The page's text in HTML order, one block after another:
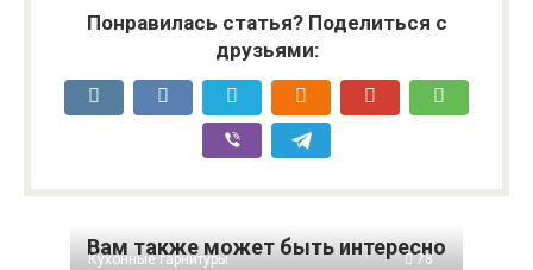
Понравилась статья? Поделиться с
друзьями:
Вам также может быть интересно
Кухонные гарнитуры 78